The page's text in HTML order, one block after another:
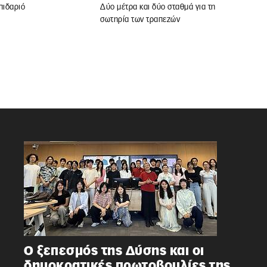
Δύο μέτρα και δύο σταθμά για τη
σωτηρία των τραπεζών
Ο ξεπεσμός της Δύσης και οι